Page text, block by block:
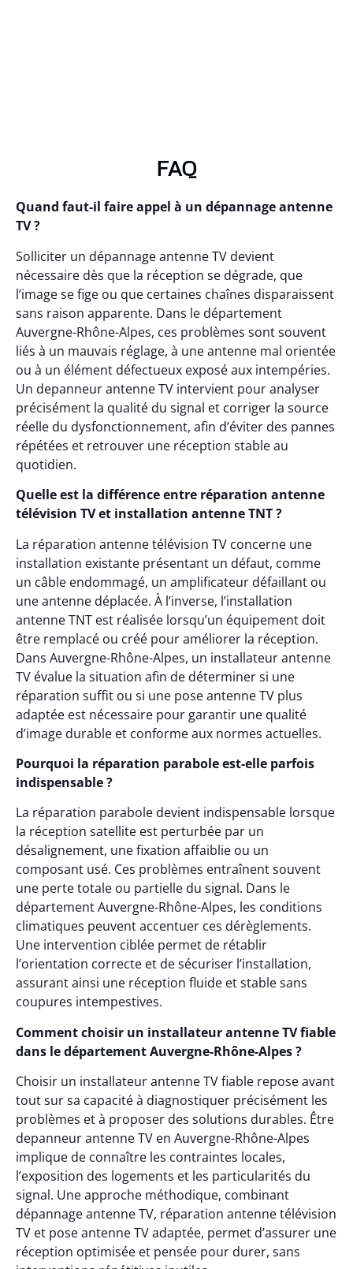
FAQ
Quand faut-il faire appel à un dépannage antenne
TV ?
Solliciter un dépannage antenne TV devient
nécessaire dès que la réception se dégrade, que
l’image se fige ou que certaines chaînes disparaissent
sans raison apparente. Dans le département
Auvergne-Rhône-Alpes, ces problèmes sont souvent
liés à un mauvais réglage, à une antenne mal orientée
ou à un élément défectueux exposé aux intempéries.
Un depanneur antenne TV intervient pour analyser
précisément la qualité du signal et corriger la source
réelle du dysfonctionnement, afin d’éviter des pannes
répétées et retrouver une réception stable au
quotidien.
Quelle est la différence entre réparation antenne
télévision TV et installation antenne TNT ?
La réparation antenne télévision TV concerne une
installation existante présentant un défaut, comme
un câble endommagé, un amplificateur défaillant ou
une antenne déplacée. À l’inverse, l’installation
antenne TNT est réalisée lorsqu’un équipement doit
être remplacé ou créé pour améliorer la réception.
Dans Auvergne-Rhône-Alpes, un installateur antenne
TV évalue la situation afin de déterminer si une
réparation suffit ou si une pose antenne TV plus
adaptée est nécessaire pour garantir une qualité
d’image durable et conforme aux normes actuelles.
Pourquoi la réparation parabole est-elle parfois
indispensable ?
La réparation parabole devient indispensable lorsque
la réception satellite est perturbée par un
désalignement, une fixation affaiblie ou un
composant usé. Ces problèmes entraînent souvent
une perte totale ou partielle du signal. Dans le
département Auvergne-Rhône-Alpes, les conditions
climatiques peuvent accentuer ces dérèglements.
Une intervention ciblée permet de rétablir
l’orientation correcte et de sécuriser l’installation,
assurant ainsi une réception fluide et stable sans
coupures intempestives.
Comment choisir un installateur antenne TV fiable
dans le département Auvergne-Rhône-Alpes ?
Choisir un installateur antenne TV fiable repose avant
tout sur sa capacité à diagnostiquer précisément les
problèmes et à proposer des solutions durables. Être
depanneur antenne TV en Auvergne-Rhône-Alpes
implique de connaître les contraintes locales,
l’exposition des logements et les particularités du
signal. Une approche méthodique, combinant
dépannage antenne TV, réparation antenne télévision
TV et pose antenne TV adaptée, permet d’assurer une
réception optimisée et pensée pour durer, sans